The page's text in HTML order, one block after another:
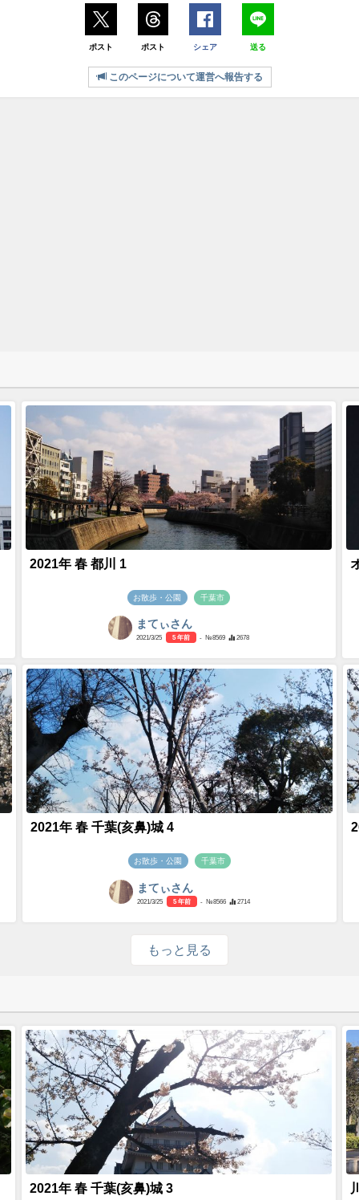
ポスト ポスト シェア 送る
このページについて運営へ報告する
2021年 春 都川 1
お散歩・公園 千葉市
まてぃさん
2021/3/25 5 年前 - №8569 2678
2021年 春 千葉(亥鼻)城 4
お散歩・公園 千葉市
まてぃさん
2021/3/25 5 年前 - №8566 2714
もっと見る
2021年 春 千葉(亥鼻)城 3